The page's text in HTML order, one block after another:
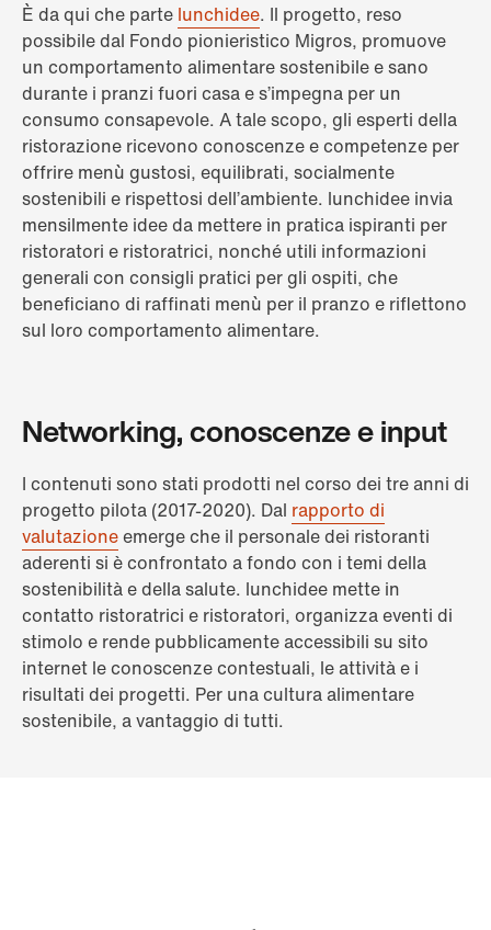
È da qui che parte lunchidee. Il progetto, reso
possibile dal Fondo pionieristico Migros, promuove
un comportamento alimentare sostenibile e sano
durante i pranzi fuori casa e s’impegna per un
consumo consapevole. A tale scopo, gli esperti della
ristorazione ricevono conoscenze e competenze per
offrire menù gustosi, equilibrati, socialmente
sostenibili e rispettosi dell’ambiente. lunchidee invia
mensilmente idee da mettere in pratica ispiranti per
ristoratori e ristoratrici, nonché utili informazioni
generali con consigli pratici per gli ospiti, che
beneficiano di raffinati menù per il pranzo e riflettono
sul loro comportamento alimentare.
Networking, conoscenze e input
I contenuti sono stati prodotti nel corso dei tre anni di
progetto pilota (2017-2020). Dal rapporto di
valutazioneemerge che il personale dei ristoranti
aderenti si è confrontato a fondo con i temi della
sostenibilità e della salute. lunchidee mette in
contatto ristoratrici e ristoratori, organizza eventi di
stimolo e rende pubblicamente accessibili su sito
internet le conoscenze contestuali, le attività e i
risultati dei progetti. Per una cultura alimentare
sostenibile, a vantaggio di tutti.